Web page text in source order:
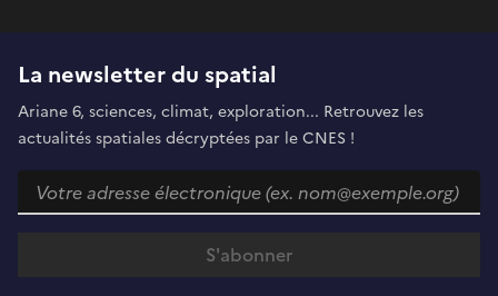
La newsletter du spatial
Ariane 6, sciences, climat, exploration... Retrouvez les
actualités spatiales décryptées par le CNES !